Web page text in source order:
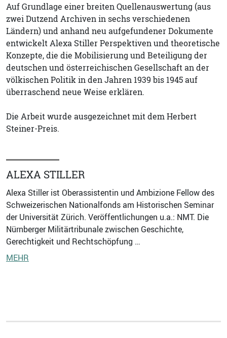
Auf Grundlage einer breiten Quellenauswertung (aus
zwei Dutzend Archiven in sechs verschiedenen
Ländern) und anhand neu aufgefundener Dokumente
entwickelt Alexa Stiller Perspektiven und theoretische
Konzepte, die die Mobilisierung und Beteiligung der
deutschen und österreichischen Gesellschaft an der
völkischen Politik in den Jahren 1939 bis 1945 auf
überraschend neue Weise erklären.
Die Arbeit wurde ausgezeichnet mit dem Herbert
Steiner-Preis.
ALEXA STILLER
Alexa Stiller ist Oberassistentin und Ambizione Fellow des
Schweizerischen Nationalfonds am Historischen Seminar
der Universität Zürich. Veröffentlichungen u.a.: NMT. Die
Nürnberger Militärtribunale zwischen Geschichte,
Gerechtigkeit und Rechtschöpfung …
MEHR